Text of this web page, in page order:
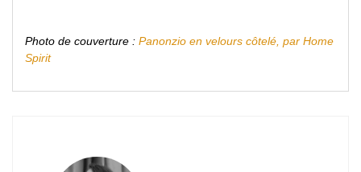
Photo de couverture : Panonzio en velours côtelé, par Home
Spirit